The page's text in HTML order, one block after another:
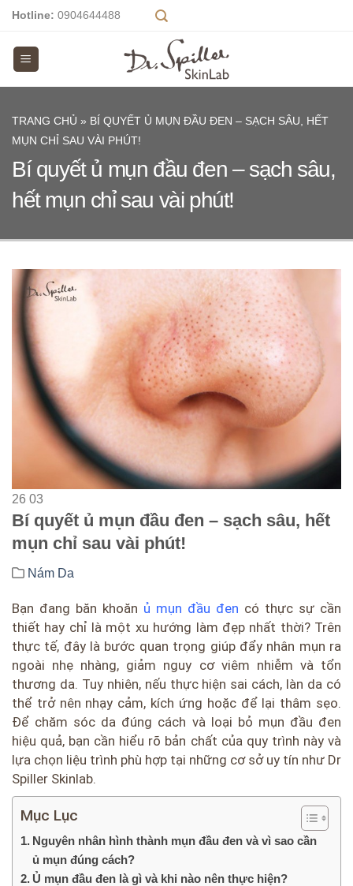
Skip
content
Hotline: 0904644488
TRANG CHỦ » BÍ QUYẾT Ủ MỤN ĐẦU ĐEN – SẠCH SÂU, HẾT
MỤN CHỈ SAU VÀI PHÚT!
Bí quyết ủ mụn đầu đen – sạch sâu,
hết mụn chỉ sau vài phút!
26 03
Bí quyết ủ mụn đầu đen – sạch sâu, hết
mụn chỉ sau vài phút!
Nám Da
Bạn đang băn khoăn ủ mụn đầu đen có thực sự cần
thiết hay chỉ là một xu hướng làm đẹp nhất thời? Trên
thực tế, đây là bước quan trọng giúp đẩy nhân mụn ra
ngoài nhẹ nhàng, giảm nguy cơ viêm nhiễm và tổn
thương da. Tuy nhiên, nếu thực hiện sai cách, làn da có
thể trở nên nhạy cảm, kích ứng hoặc để lại thâm sẹo.
Để chăm sóc da đúng cách và loại bỏ mụn đầu đen
hiệu quả, bạn cần hiểu rõ bản chất của quy trình này và
lựa chọn liệu trình phù hợp tại những cơ sở uy tín như Dr
Spiller Skinlab.
Mục Lục
Nguyên nhân hình thành mụn đầu đen và vì sao cần
ủ mụn đúng cách?
Ủ mụn đầu đen là gì và khi nào nên thực hiện?